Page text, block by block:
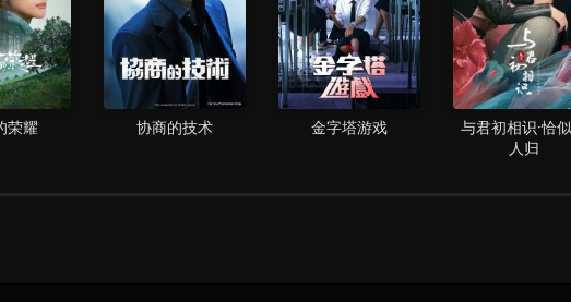
荣耀 协商的技术 金字塔游戏
与君初相识·恰
人归